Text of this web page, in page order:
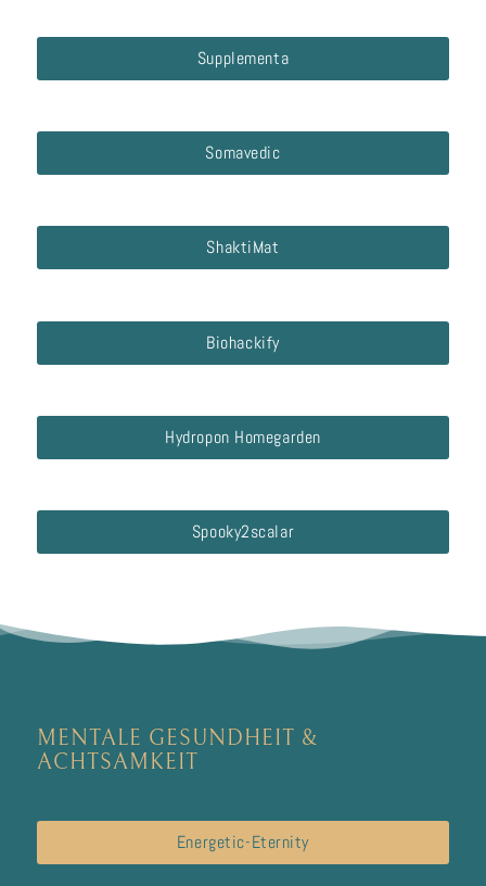
Supplementa
Somavedic
ShaktiMat
Biohackify
Hydropon Homegarden
Spooky2scalar
MENTALE GESUNDHEIT &
ACHTSAMKEIT
Energetic-Eternity